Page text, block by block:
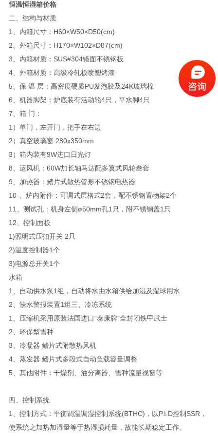
恒温恒湿箱价格
二、结构与材质
1、内箱尺寸：H60×W50×D50(cm)
2、外箱尺寸：H170×W102×D87(cm)
3、内箱材质：SUS#304镜面不锈钢板
4、外箱材质：高级冷轧板喷塑烤漆
5、保 温 层：高密度硬质PU发泡胶及24K玻璃棉
6、机器脚架：炉底装有活动轮4只，平水脚4只
7、箱 门：
1）单门，左开门，把手在右边
2）真空玻璃窗 280x350mm
3）箱内装有9W进口日光灯
8、运风机：60W加长轴马达配多翼式风轮叁套
9、加热器：鳍片式散热管形不锈钢电热器
10-、炉内附件：可调式层格式2套，配不锈钢置物架2个
11、测试孔：机身左侧ø50mm孔1只，附不锈钢盖1只
12、控制面板
1)照明式压扣开关 2只
2)温度控制器1个
3)电源总开关1个
水箱
1、自动供水泵1组，自动将水由水箱供给加湿及湿球用水
2、缺水警报装置1组三、冷冻系统
1、压缩机采用原装法国进口“泰康牌"全封闭铁甲武士
2、环保型雪种
3、冷凝器 鳍片式附散热风机
4、蒸发器 鳍片式多段式自动负载容量调整
5、其他附件：干燥剂、油分离器、雪种流量视窗等
四、控制系统
1、控制方式：平衡调温调湿控制系统(BTHC)，以P.I.D控制SSR，
使系统之加热加湿量等于热湿损耗量，故能长期稳定工作。